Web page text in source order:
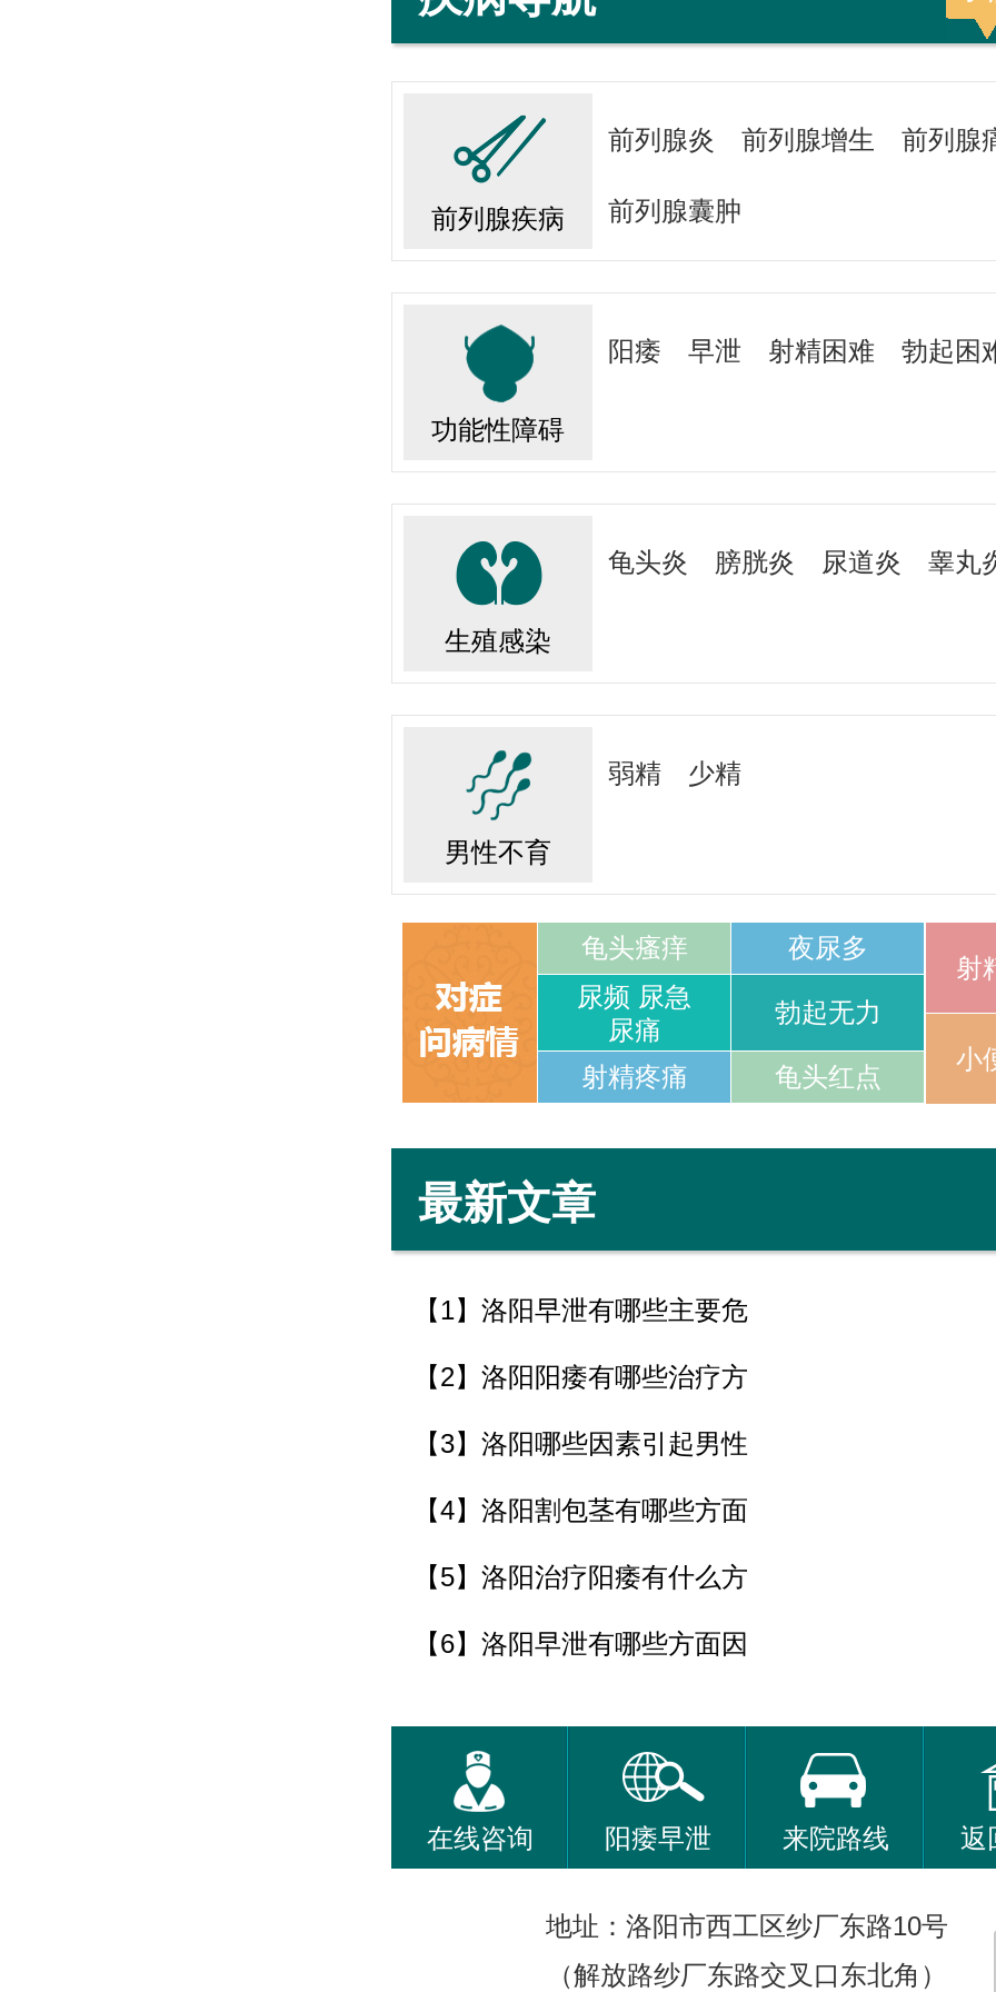
前列腺疾病
前列腺炎 前列腺增生 前列腺
前列腺囊肿
功能性障碍
阳痿 早泄 射精困难 勃起困
生殖感染
龟头炎 膀胱炎 尿道炎 睾丸
男性不育
弱精 少精
龟头瘙痒
夜尿多
尿频 尿急
尿痛
勃起无力
射精疼痛 龟头红点
射
小
最新文章
【1】 洛阳早泄有哪些主要危
【2】 洛阳阳痿有哪些治疗方
【3】 洛阳哪些因素引起男性
【4】 洛阳割包茎有哪些方面
【5】 洛阳治疗阳痿有什么方
【6】 洛阳早泄有哪些方面因
在线咨询 阳痿早泄 来院路线 返
地址：洛阳市西工区纱厂东路10号
（解放路纱厂东路交叉口东北角）